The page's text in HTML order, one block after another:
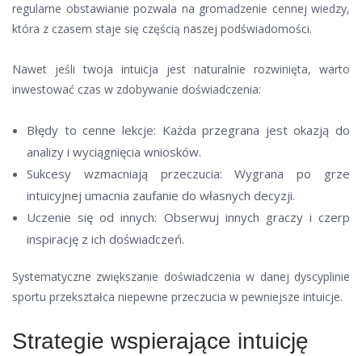
regularne obstawianie pozwala na gromadzenie cennej wiedzy,
która z czasem staje się częścią naszej podświadomości.
Nawet jeśli twoja intuicja jest naturalnie rozwinięta, warto
inwestować czas w zdobywanie doświadczenia:
Błędy to cenne lekcje: Każda przegrana jest okazją do
analizy i wyciągnięcia wniosków.
Sukcesy wzmacniają przeczucia: Wygrana po grze
intuicyjnej umacnia zaufanie do własnych decyzji.
Uczenie się od innych: Obserwuj innych graczy i czerp
inspirację z ich doświadczeń.
Systematyczne zwiększanie doświadczenia w danej dyscyplinie
sportu przekształca niepewne przeczucia w pewniejsze intuicje.
Strategie wspierające intuicję